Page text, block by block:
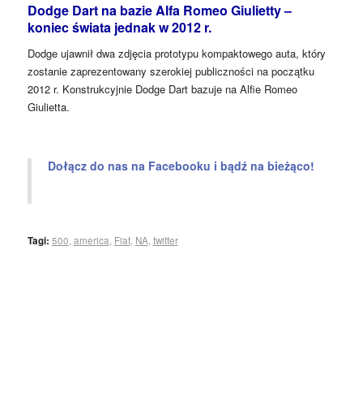
Dodge Dart na bazie Alfa Romeo Giulietty –
koniec świata jednak w 2012 r.
Dodge ujawnił dwa zdjęcia prototypu kompaktowego auta, który
zostanie zaprezentowany szerokiej publiczności na początku
2012 r. Konstrukcyjnie Dodge Dart bazuje na Alfie Romeo
Giulietta.
Dołącz do nas na Facebooku i bądź na bieżąco!
Tagi: 500 america Fiat, NA twitter